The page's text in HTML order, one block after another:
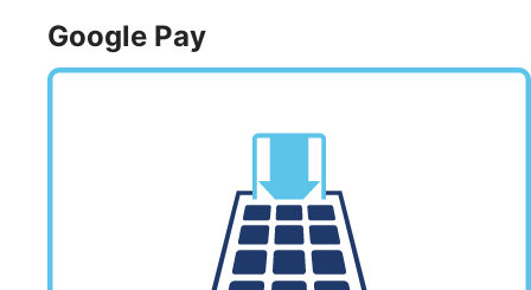
Google Pay